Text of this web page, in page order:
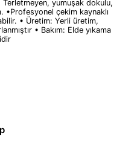
yumuşak dokulu,
çekim kaynaklı
• Üretim: Yerli üretim,
• Bakım: Elde yıkama